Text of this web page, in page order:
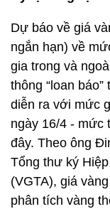
Dự báo về giá
ngắn hạn) về
gia trong và
thông “loan
diễn ra với mức
ngày 16/4 - mức
đây. Theo ông
Tổng thư ký
(VGTA), giá
phân tích vàng